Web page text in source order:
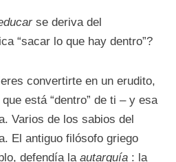
se deriva del
“sacar lo que hay dentro”?
convertirte en un erudito,
está “dentro” de ti – y esa
Varios de los sabios del
El antiguo filósofo griego
defendía laautarquía : la